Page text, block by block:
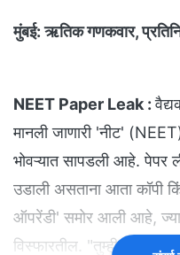
मुंबई: ऋतिक गणकवार,
NEET Paper Leak :
मानली जाणारी 'नीट' (NEET)
भोवऱ्यात सापडली आहे.
उडाली असताना आता कॉपी
ऑपरेंडी' समोर आली आहे,
विस्फारतील. "तुम्ही फक्त